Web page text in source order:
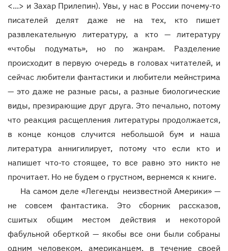
<...> и Захар Прилепин). Увы, у нас в России почему-то
писателей делят даже не на тех, кто пишет
развлекательную литературу, а кто — литературу
«чтобы подумать», но по жанрам. Разделение
происходит в первую очередь в головах читателей, и
сейчас любители фантастики и любители мейнстрима
— это даже не разные расы, а разные биологические
виды, презирающие друг друга. Это печально, потому
что реакция расщепления литературы продолжается,
в конце концов случится небольшой бум и наша
литература аннигилирует, потому что если кто и
напишет что-то стоящее, то все равно это никто не
прочитает. Но не будем о грустном, вернемся к книге.
На самом деле «Легенды неизвестной Америки» —
не совсем фантастика. Это сборник рассказов,
сшитых общим местом действия и некоторой
фабульной оберткой — якобы все они были собраны
одним человеком, американцем, в течение своей